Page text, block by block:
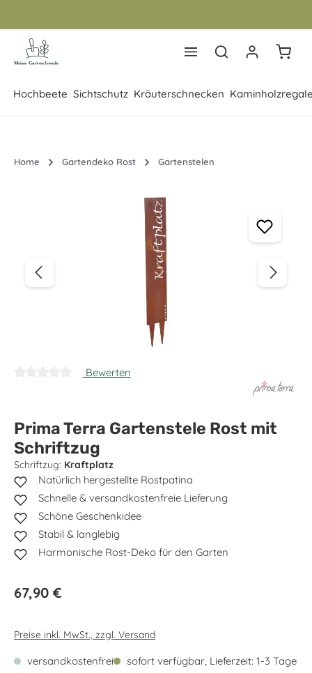
Hochbeete Sichtschutz Kräuterschnecken
Home Gartendeko Rost Gartenstelen
Bewerten
Prima Terra Gartenstele Rost mit
Schriftzug
Schriftzug: Kraftplatz
Natürlich hergestellte Rostpatina
Schnelle & versandkostenfreie Lieferung
Schöne Geschenkidee
Stabil & langlebig
Harmonische Rost-Deko für den Garten
Regulärer Preis:
67,90 €
Preise inkl. MwSt., zzgl. Versand
versandkostenfrei sofort verfügbar, Lieferzeit: 1-3 Tage